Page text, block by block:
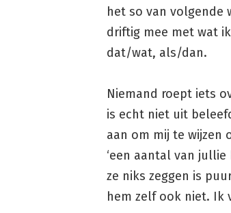
het so van volgende
driftig mee met wat
dat/wat, als/dan.
Niemand roept iets
is echt niet uit
aan om mij te wijzen
‘een aantal van jullie
ze niks zeggen is
hem zelf ook niet. Ik